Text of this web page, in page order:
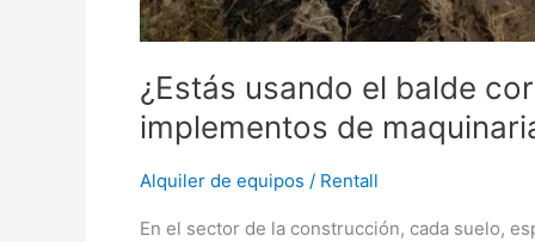
¿Estás usando el balde
implementos de
Alquiler de equipos / Rentall
En el sector de la construcción, cada suelo,